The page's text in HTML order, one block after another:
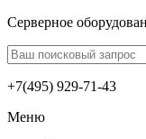
Серверное
+7(495) 929-71-43
Меню